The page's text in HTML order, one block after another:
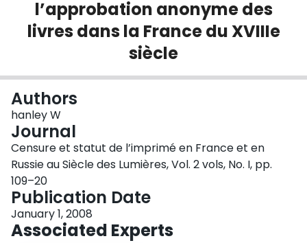
Login
l’approbation anonyme des
livres dans la France du XVIIIe
siècle
Authors
hanley W
Journal
Censure et statut de l’imprimé en France et en
Russie au Siècle des Lumières, Vol. 2 vols, No. I, pp.
109–20
Publication Date
January 1, 2008
Associated Experts